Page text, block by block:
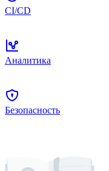
CI/CD
Аналитика
Безопасность